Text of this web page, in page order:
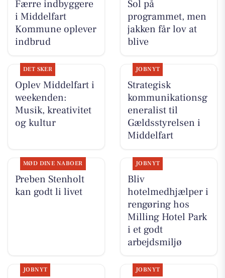
Færre indbyggere
i Middelfart
Kommune oplever
indbrud
Sol på
programmet, men
jakken får lov at
blive
DET SKER
Oplev Middelfart i
weekenden:
Musik, kreativitet
og kultur
JOBNYT
Strategisk
kommunikationsg
eneralist til
Gældsstyrelsen i
Middelfart
MØD DINE NABOER
Preben Stenholt
kan godt li livet
JOBNYT
Bliv
hotelmedhjælper i
rengøring hos
Milling Hotel Park
i et godt
arbejdsmiljø
JOBNYT JOBNYT